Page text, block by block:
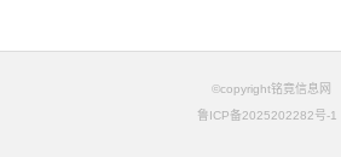
©copyright铭竟信息网
鲁ICP备2025202282号-1